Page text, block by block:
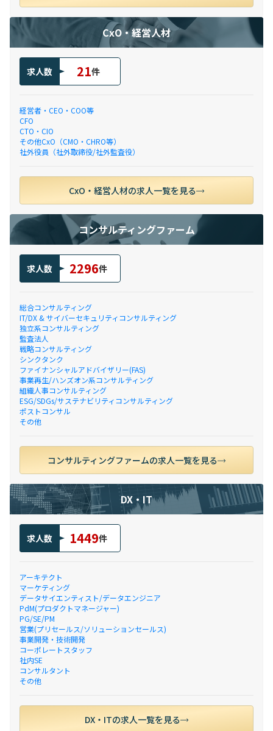
CxO・経営人材
求人数 21件
経営者・CEO・COO等
CFO
CTO・CIO
その他CxO（CMO・CHRO等）
社外役員（社外取締役/社外監査役）
CxO・経営人材の求人一覧を見る
コンサルティングファーム
求人数 2296件
総合コンサルティング
IT/DX & サイバーセキュリティコンサルティング
独立系コンサルティング
監査法人
戦略コンサルティング
シンクタンク
ファイナンシャルアドバイザリー(FAS)
事業再生/ハンズオン系コンサルティング
組織人事コンサルティング
ESG/SDGs/サステナビリティコンサルティング
ポストコンサル
その他
コンサルティングファームの求人一覧を見る
DX・IT
求人数 1449件
アーキテクト
マーケティング
データサイエンティスト/データエンジニア
PdM(プロダクトマネージャー)
PG/SE/PM
営業(プリセールス/ソリューションセールス)
事業開発・技術開発
コーポレートスタッフ
社内SE
コンサルタント
その他
DX・ITの求人一覧を見る